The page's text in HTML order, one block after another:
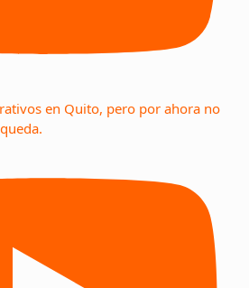
en Quito, pero por ahora no